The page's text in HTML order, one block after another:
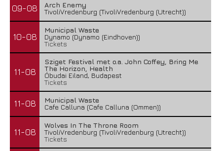
09-08
Arch Enemy
TivoliVredenburg (TivoliVredenburg (Utrecht))
10-08
Municipal Waste
Dynamo (Dynamo (Eindhoven))
Tickets
11-08
Sziget Festival met o.a. John Coffey, Bring Me
The Horizon, Health
Óbudai Eiland, Budapest
Tickets
11-08
Municipal Waste
Cafe Calluna (Cafe Calluna (Ommen))
11-08
Wolves In The Throne Room
TivoliVredenburg (TivoliVredenburg (Utrecht))
Tickets